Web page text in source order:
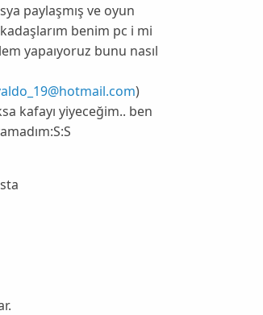
paylaşmış ve oyun
benim pc i mi
yapaıyoruz bunu nasıl
)
kafayı yiyeceğim.. ben